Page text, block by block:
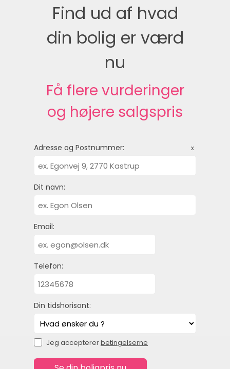
Find ud af hvad
din bolig er værd
nu
Få flere vurderinger
og højere salgspris
Adresse og Postnummer: x
Dit navn:
Email:
Telefon:
Din tidshorisont:
Jeg acceptererbetingelserne